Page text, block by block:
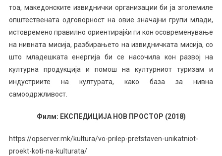
тоа, македонските извиднички организации би ја зголемиле
општествената одговорност на овие значајни групи млади,
истовремено правилно ориентирајќи ги кон осовременување
на нивната мисија, разбирањето на извидничката мисија, со
што младешката енергија би се насочила кон развој на
културна продукција и помош на културниот туризам и
индустриите на културата, како база за нивна
самоодржливост.
Филм: ЕКСПЕДИЦИЈА НОВ ПРОСТОР (2018)
https://opserver.mk/kultura/vo-prilep-pretstaven-unikatniot-
proekt-koti-na-kulturata/